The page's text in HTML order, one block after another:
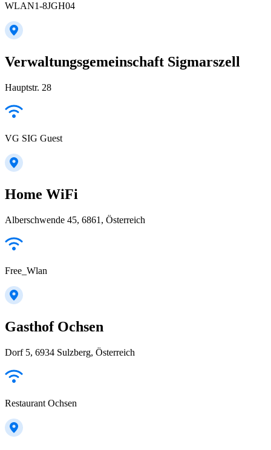
WLAN1-8JGH04
Verwaltungsgemeinschaft Sigmarszell
Hauptstr. 28
VG SIG Guest
Home WiFi
Alberschwende 45, 6861, Österreich
Free_Wlan
Gasthof Ochsen
Dorf 5, 6934 Sulzberg, Österreich
Restaurant Ochsen